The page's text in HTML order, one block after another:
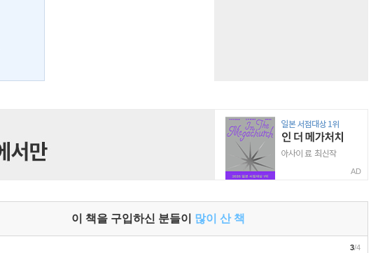
AD
이 책을 구입하신 분들이 많이 산 책
3/4